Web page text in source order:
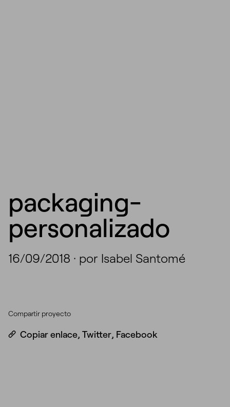
packaging-
personalizado
16/09/2018 · por Isabel Santomé
Compartir proyecto
Copiar enlace, Twitter, Facebook